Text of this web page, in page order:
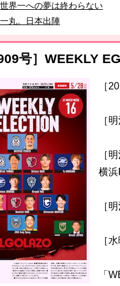
世界一への夢は終わらない
一丸。日本出陣
上最大のW杯開幕 注目は「
アジャスールさんがシンポ
号］WEEKLY
［
［
［
横浜
［
［
「